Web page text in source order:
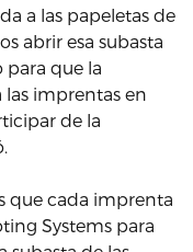
a las papeletas de
abrir esa subasta
para que la
imprentas en
de la
que cada imprenta
Systems para